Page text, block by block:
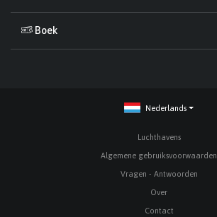
Boek
Nederlands
Luchthavens
Algemene gebruiksvoorwaarden
Vragen - Antwoorden
Over
Contact